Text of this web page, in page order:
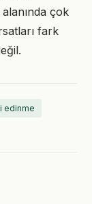
çok
fark
edinme